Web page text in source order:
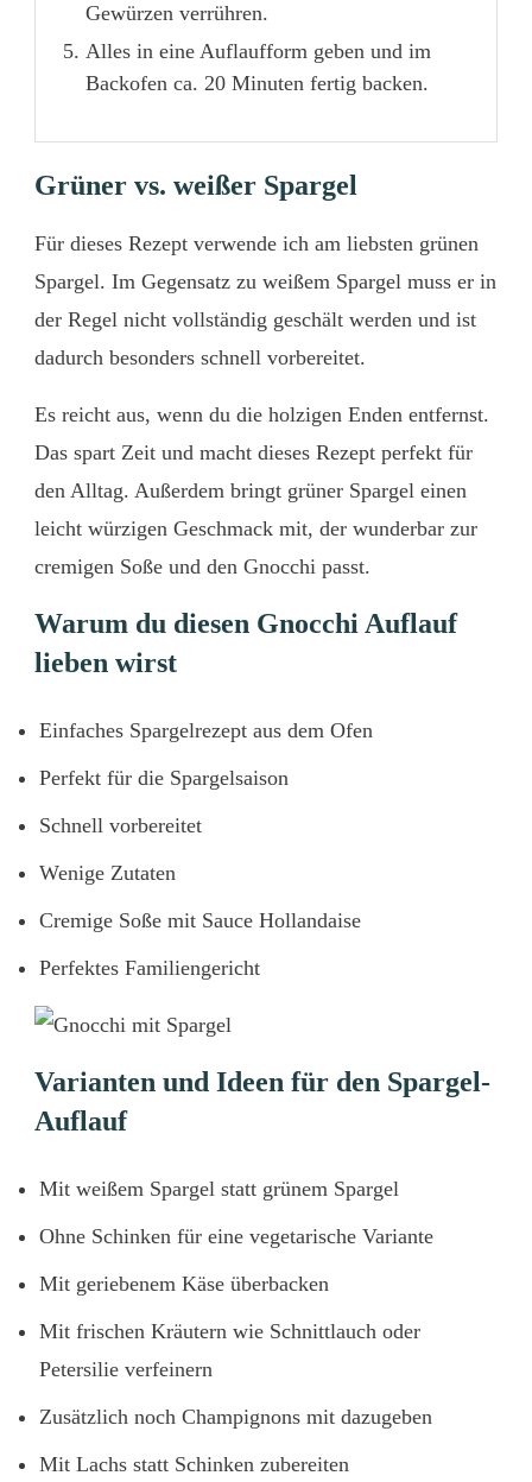
Gewürzen verrühren.
Alles in eine Auflaufform geben und im
Backofen ca. 20 Minuten fertig backen.
Grüner vs. weißer Spargel
Für dieses Rezept verwende ich am liebsten grünen
Spargel. Im Gegensatz zu weißem Spargel muss er in
der Regel nicht vollständig geschält werden und ist
dadurch besonders schnell vorbereitet.
Es reicht aus, wenn du die holzigen Enden entfernst.
Das spart Zeit und macht dieses Rezept perfekt für
den Alltag. Außerdem bringt grüner Spargel einen
leicht würzigen Geschmack mit, der wunderbar zur
cremigen Soße und den Gnocchi passt.
Warum du diesen Gnocchi Auflauf
lieben wirst
Einfaches Spargelrezept aus dem Ofen
Perfekt für die Spargelsaison
Schnell vorbereitet
Wenige Zutaten
Cremige Soße mit Sauce Hollandaise
Perfektes Familiengericht
Varianten und Ideen für den Spargel-
Auflauf
Mit weißem Spargel statt grünem Spargel
Ohne Schinken für eine vegetarische Variante
Mit geriebenem Käse überbacken
Mit frischen Kräutern wie Schnittlauch oder
Petersilie verfeinern
Zusätzlich noch Champignons mit dazugeben
Mit Lachs statt Schinken zubereiten